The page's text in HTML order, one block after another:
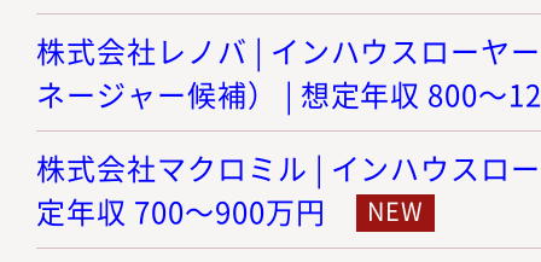
株式会社レノバ | インハウスローヤ
ネージャー候補） | 想定年収 800～
株式会社マクロミル | インハウスロ
定年収 700～900万円